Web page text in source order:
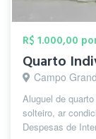
R$ 1.000,00
Quarto
Campo
Aluguel de
solteiro, ar
Despesas de